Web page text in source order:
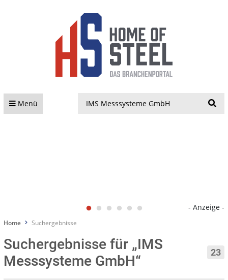
Menü
- Anzeige -
Home Suchergebnisse
Suchergebnisse für „IMS
Messsysteme GmbH“
23